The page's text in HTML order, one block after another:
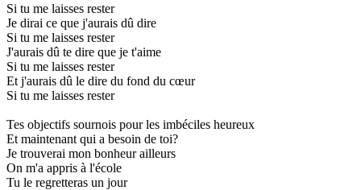
Si tu me laisses rester
Je dirai ce que j'aurais dû dire
Si tu me laisses rester
J'aurais dû te dire que je t'aime
Si tu me laisses rester
Et j'aurais dû le dire du fond du cœur
Si tu me laisses rester
Tes objectifs sournois pour les imbéciles heureux
Et maintenant qui a besoin de toi?
Je trouverai mon bonheur ailleurs
On m'a appris à l'école
Tu le regretteras un jour